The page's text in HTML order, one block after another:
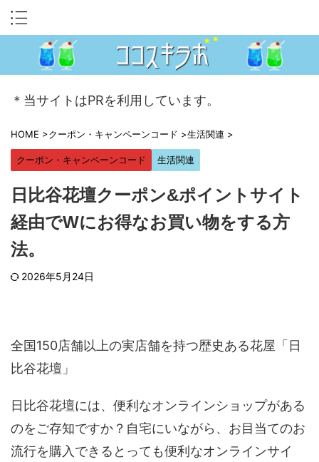
＊当サイトはPRを利用しています。
HOME >クーポン・キャンペーンコード >生活関連 >
クーポン・キャンペーンコード 生活関連
日比谷花壇クーポン&ポイントサイト
経由でWにお得なお買い物をする方
法。
2026年5月24日
全国150店舗以上の実店舗を持つ歴史ある花屋「日
比谷花壇」
日比谷花壇には、便利なオンラインショップがある
のをご存知ですか？自宅にいながら、お目当てのお
流行を購入できるとっても便利なオンラインサイ